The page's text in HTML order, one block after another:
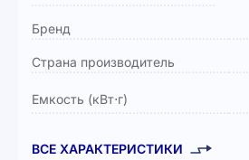
Бренд
Страна производитель
Емкость (кВт⋅г)
ВСЕ ХАРАКТЕРИСТИКИ